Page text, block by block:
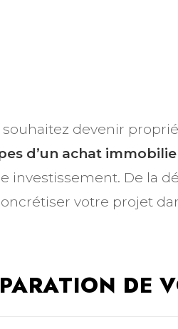
souhaitez devenir
d’un achat
investissement. De la
votre projet
DE